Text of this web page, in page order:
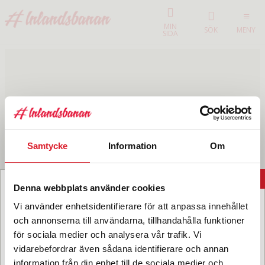
Samtycke Information Om
Denna webbplats använder cookies
Vi använder enhetsidentifierare för att anpassa innehållet
och annonserna till användarna, tillhandahålla funktioner
för sociala medier och analysera vår trafik. Vi
vidarebefordrar även sådana identifierare och annan
information från din enhet till de sociala medier och
MIN
SIDA SÖK MENY
Res med
Köp resa
Jag samtycker till dataskyddspolicyn.
Läs vår dataskyddspolicy här »